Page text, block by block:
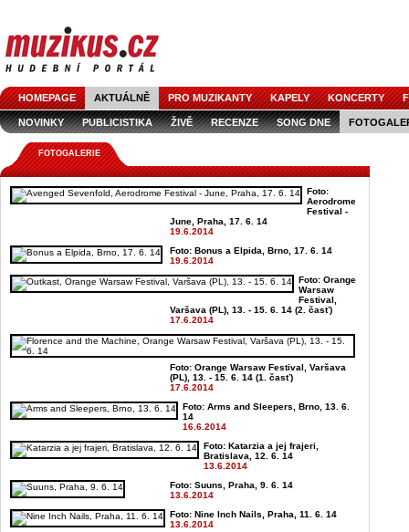
HOMEPAGE AKTUÁLNĚ PRO MUZIKANTY KAPELY KONCERTY
NOVINKY PUBLICISTIKA ŽIVĚ RECENZE SONG DNE
FOTOGALERIE
Foto:
Aerodrome
Festival -
June, Praha, 17. 6. 14
19.6.2014
Foto: Bonus a Elpida, Brno, 17. 6. 14
19.6.2014
Foto: Orange
Warsaw
Festival,
Varšava (PL), 13. - 15. 6. 14 (2. časť)
17.6.2014
Foto: Orange Warsaw Festival, Varšava
(PL), 13. - 15. 6. 14 (1. časť)
17.6.2014
Foto: Arms and Sleepers, Brno, 13. 6.
14
16.6.2014
Foto: Katarzia a jej frajeri,
Bratislava, 12. 6. 14
13.6.2014
Foto: Suuns, Praha, 9. 6. 14
13.6.2014
Foto: Nine Inch Nails, Praha, 11. 6. 14
13.6.2014